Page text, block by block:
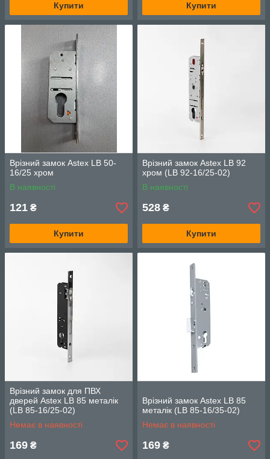
Купити Купити
Врізний замок Astex LB 50-
16/25 хром
В наявності
121 ₴
Купити
Врізний замок Astex LB 92
хром (LB 92-16/25-02)
В наявності
528 ₴
Купити
Врізний замок для ПВХ
дверей Astex LB 85 металік
(LB 85-16/25-02)
Немає в наявності
169 ₴
Врізний замок Astex LB 85
металік (LB 85-16/35-02)
Немає в наявності
169 ₴